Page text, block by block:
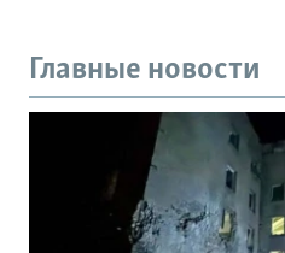
Главные новости